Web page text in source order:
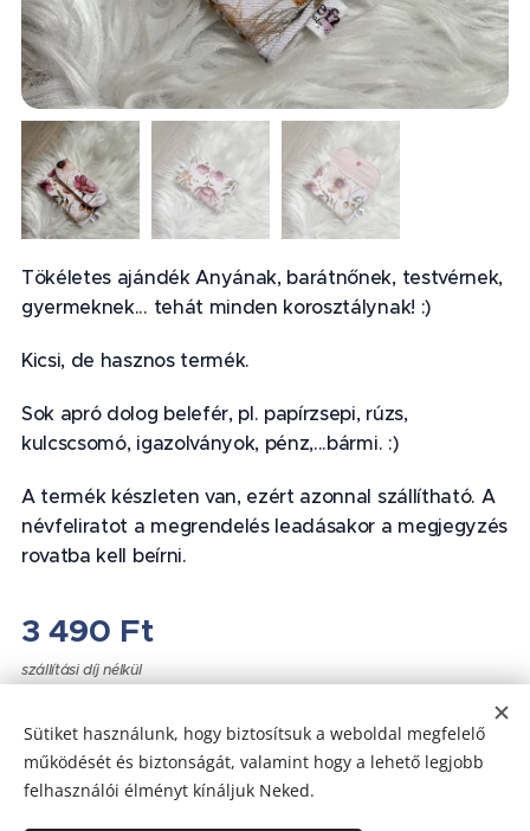
Tökéletes ajándék Anyának, barátnőnek, testvérnek,
gyermeknek... tehát minden korosztálynak! :)
Kicsi, de hasznos termék.
Sok apró dolog belefér, pl. papírzsepi, rúzs,
kulcscsomó, igazolványok, pénz,...bármi. :)
A termék készleten van, ezért azonnal szállítható. A
névfeliratot a megrendelés leadásakor a megjegyzés
rovatba kell beírni.
3 490 Ft
szállítási díj nélkül
Sütiket használunk, hogy biztosítsuk a weboldal megfelelő
működését és biztonságát, valamint hogy a lehető legjobb
felhasználói élményt kínáljuk Neked.